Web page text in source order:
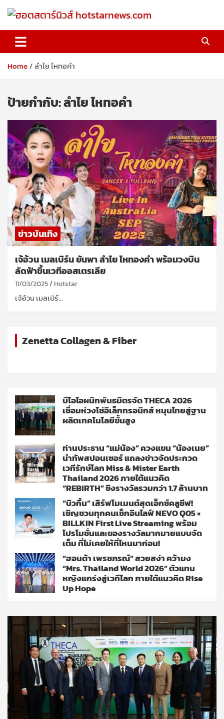
ฮอตสตาร์นิวส์ hotstarnews.com
Home ลำไย ไหทอคำ
ป้ายกำกับ:ลำไย ไหทอคำ
ข่าวบันเทิง
เจ้อ้วน เมลเบิร์น ยันพา ลำไย ไหทองคำ พร้อมวงบิน
ลัดฟ้าขึ้นเวทีออสเตรเลีย
11/03/2025 Hotstar
เจ้อ้วน เมลเบิร์…
Zenetta Collagen & Fiber
บีโอไอผนึกพันธมิตรจัด THECA 2026
เชื่อมห่วงโซ่อิเล็กทรอนิกส์ หนุนไทยสู่ฐาน
ผลิตเทคโนโลยีขั้นสูง
ท่านประธาน “แม่น้อง” ควงแขน “น้องเนย”
นำทัพสปอนเซอร์ แถลงข่าวจัดประกวด
เวทีรักษ์โลก Miss & Mister Earth
Thailand 2026 ภายใต้แนวคิด
“REBIRTH” ชิงรางวัลรวมกว่า 1.7 ล้านบาท
“บิวกิ้น” เสิร์ฟโมเมนต์สุดเอ็กซ์คลูซีฟ!
เชิญชวนทุกคนเช็กอินไลฟ์ NEVO Q05 ×
BILLKIN First Live Streaming พร้อม
โปรโมชั่นและของรางวัลมากมายแบบจัด
เต็ม ที่ไม่เคยให้ที่ไหนมาก่อน!
“ฮอนด้า เพรชภรณ์” สวยสง่า คว้ามง
“Mrs. Thailand World 2026” ตัวแทน
หญิงแกร่งสู่เวทีโลก ภายใต้แนวคิด Rise
Up Hope